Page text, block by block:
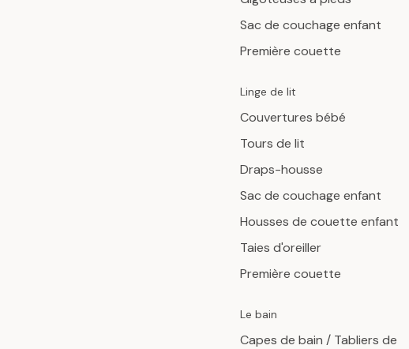
Sac de couchage enfant
Première couette
Linge de lit
Couvertures bébé
Tours de lit
Draps-housse
Sac de couchage enfant
Housses de couette enfant
Taies d'oreiller
Première couette
Le bain
Capes de bain / Tabliers de